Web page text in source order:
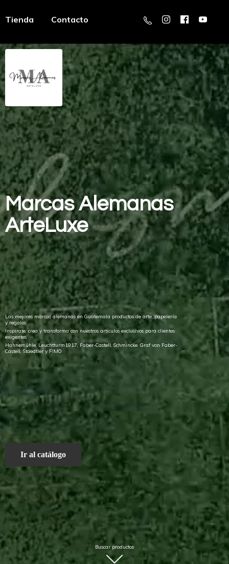
Tienda Contacto
MarcasAlemanas
ArteLuxe
Las mejores marcas alemanas en Guatemala productos de arte, papelería
y regalos
Inspírate, crea y transforma con nuestros artículos exclusivos para clientes
exigentes
Hahnemühle, Leuchtturm1917, Faber-Castell, Schmincke, Graf von Faber-
Castell, Staedtler y FIMO
Ir al catálogo
Buscar productos